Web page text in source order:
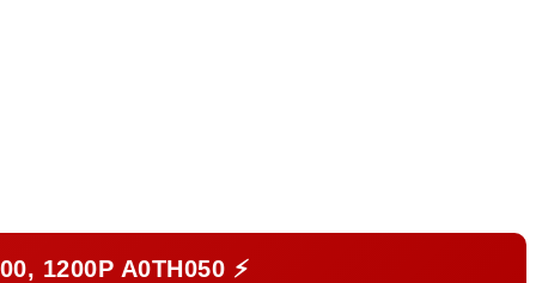
1200P A0TH050 ⚡